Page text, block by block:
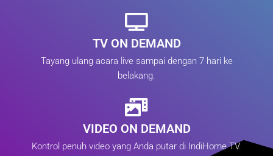
TV ON DEMAND
Tayang ulang acara live sampai dengan 7 hari ke
belakang.
VIDEO ON DEMAND
Kontrol penuh video yang Anda putar di IndiHome TV.